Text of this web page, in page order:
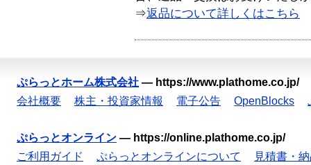
⇒返品について詳しくはこちら
ぷらっとホーム株式会社 — https://www.plathome.co.jp/
会社概要
株主・投資家情報 電子公告 OpenBlocks
ぷらっとオンライン — https://online.plathome.co.jp/
ご利用ガイド
ぷらっとオンラインについて
見積書・